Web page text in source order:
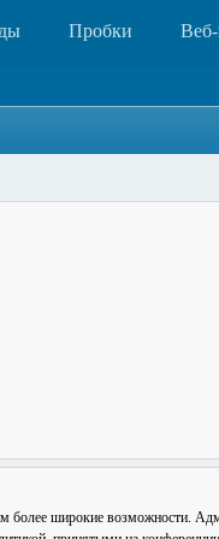
Пробки
более широкие возможности.